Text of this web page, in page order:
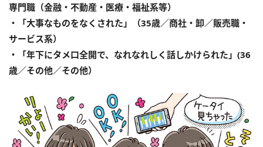
専門職（金融・不動産・医療・福祉系等）
・「大事なものをなくされた」（35歳／商社・卸／販売職・
サービス系）
・「年下にタメ口全開で、なれなれしく話しかけられた」(36
歳／その他／その他）